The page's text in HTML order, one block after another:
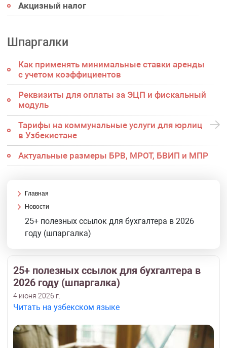
Акцизный налог
Шпаргалки
Как применять минимальные ставки аренды
с учетом коэффициентов
Реквизиты для оплаты за ЭЦП и фискальный
модуль
Тарифы на коммунальные услуги для юрлиц
в Узбекистане
Актуальные размеры БРВ, МРОТ, БВИП и МПР
Главная
Новости
25+ полезных ссылок для бухгалтера в 2026
году (шпаргалка)
25+ полезных ссылок для бухгалтера в
2026 году (шпаргалка)
4 июня 2026 г.
Читать на узбекском языке